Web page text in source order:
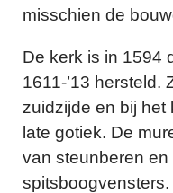
misschien de
De kerk is in 1594
1611-’13 hersteld.
zuidzijde en bij
late gotiek. De
van steunberen en